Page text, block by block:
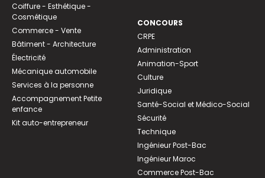
Coiffure - Esthétique -
Cosmétique
Commerce - Vente
Bâtiment - Architecture
Électricité
Mécanique automobile
Services à la personne
Accompagnement Petite
enfance
Kit auto-entrepreneur
CONCOURS
CRPE
Administration
Animation-Sport
Culture
Juridique
Santé-Social et Médico-Social
Sécurité
Technique
Ingénieur Post-Bac
Ingénieur Maroc
Commerce Post-Bac